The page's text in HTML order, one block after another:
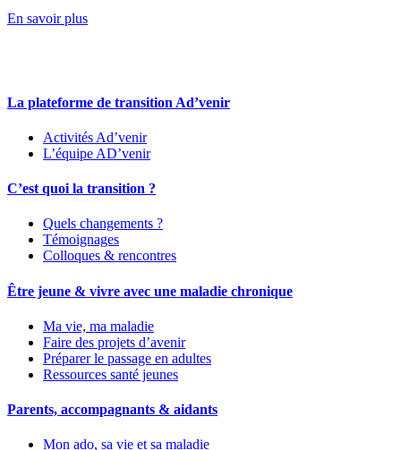
En savoir plus
La plateforme de transition Ad’venir
Activités Ad’venir
L’équipe AD’venir
C’est quoi la transition ?
Quels changements ?
Témoignages
Colloques & rencontres
Être jeune & vivre avec une maladie chronique
Ma vie, ma maladie
Faire des projets d’avenir
Préparer le passage en adultes
Ressources santé jeunes
Parents, accompagnants & aidants
Mon ado, sa vie et sa maladie